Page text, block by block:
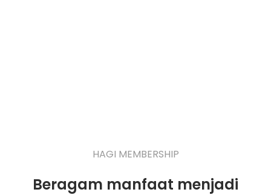
HAGI MEMBERSHIP
Beragam manfaat menjadi